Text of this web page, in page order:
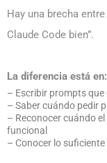
Hay una brecha
Claude Code bien”.
La diferencia está en:
– Escribir prompts
– Saber cuándo pedir
– Reconocer cuándo
funcional
– Conocer lo